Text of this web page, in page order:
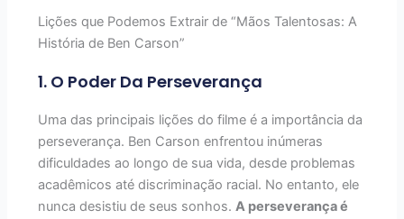
Lições que Podemos Extrair de “Mãos Talentosas: A
História de Ben Carson”
1. O Poder Da Perseverança
Uma das principais lições do filme é a importância da
perseverança. Ben Carson enfrentou inúmeras
dificuldades ao longo de sua vida, desde problemas
acadêmicos até discriminação racial. No entanto, ele
nunca desistiu de seus sonhos.A perseverança é